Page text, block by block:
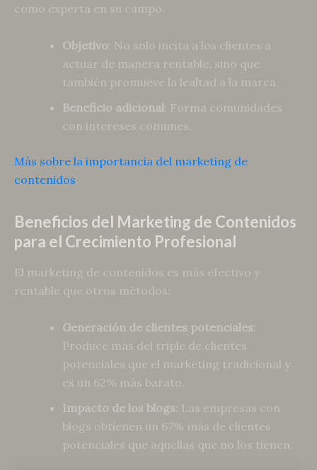
como experta en su campo.
Objetivo: No solo incita a los clientes a
actuar de manera rentable, sino que
también promueve la lealtad a la marca.
Beneficio adicional: Forma comunidades
con intereses comunes.
Más sobre la importancia del marketing de
contenidos
Beneficios del Marketing de Contenidos
para el Crecimiento Profesional
El marketing de contenidos es más efectivo y
rentable que otros métodos:
Generación de clientes potenciales:
Produce más del triple de clientes
potenciales que el marketing tradicional y
es un 62% más barato.
Impacto de los blogs: Las empresas con
blogs obtienen un 67% más de clientes
potenciales que aquellas que no los tienen.